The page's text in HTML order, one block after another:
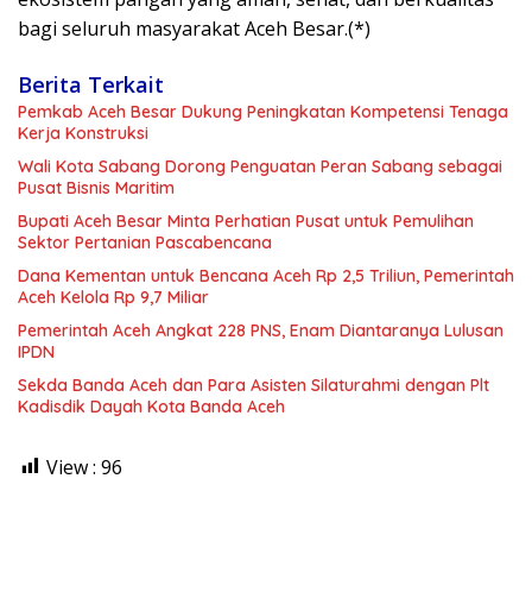
bagi seluruh masyarakat Aceh Besar.(*)
Berita Terkait
Pemkab Aceh Besar Dukung Peningkatan Kompetensi Tenaga
Kerja Konstruksi
Wali Kota Sabang Dorong Penguatan Peran Sabang sebagai
Pusat Bisnis Maritim
Bupati Aceh Besar Minta Perhatian Pusat untuk Pemulihan
Sektor Pertanian Pascabencana
Dana Kementan untuk Bencana Aceh Rp 2,5 Triliun, Pemerintah
Aceh Kelola Rp 9,7 Miliar
Pemerintah Aceh Angkat 228 PNS, Enam Diantaranya Lulusan
IPDN
Sekda Banda Aceh dan Para Asisten Silaturahmi dengan Plt
Kadisdik Dayah Kota Banda Aceh
View : 96